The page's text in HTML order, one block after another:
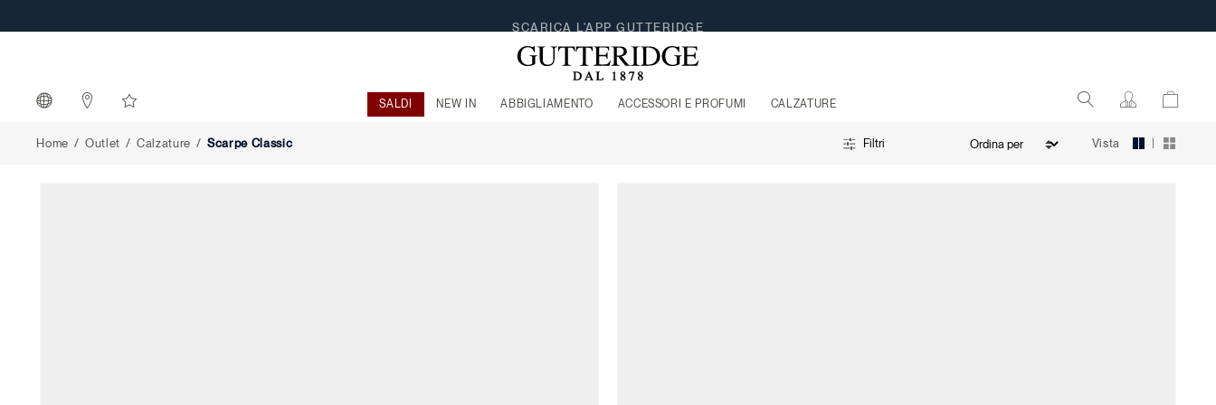
SALDI NEW IN ABBIGLIAMENTO ACCESSORI E PROFUMI CALZATURE
Home Outlet Calzature Scarpe Classic Filtri Vista |